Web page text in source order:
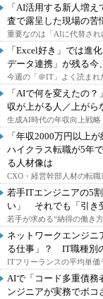
「AI活用する新人増
査で露呈した現場の苦
重要なのは「AIに代替され
「Excel好き」では進
データ連携」が残る今
今週の「＠IT」よく読まれ
「AIで何を変えたの
収が上がる人／上がら
生成AI時代の年収向上戦略
「年収2000万円以上
ハイクラス転職が5年
る人材像は
CXO・経営幹部人材の転職
若手ITエンジニアの5
い」 それでも「引き
若手が求める“納得の働き方
ネットワークエンジニ
る仕事」？ IT職種別
ITフリーランスの平均単価
AIで「コード多重債
ンジニアが実務でボコ